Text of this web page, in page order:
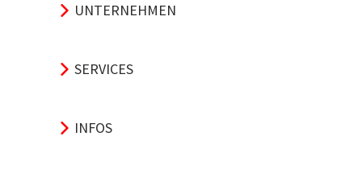
UNTERNEHMEN
SERVICES
INFOS